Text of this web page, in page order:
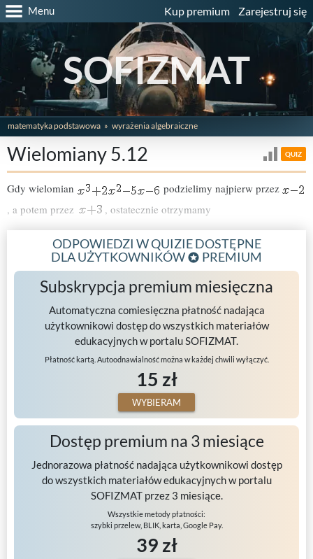
Menu Kup premium Zarejestruj się
SOFIZMAT
matematyka podstawowa wyrażenia algebraiczne
Wielomiany 5.12 QUIZ
Gdy wielomian
podzielimy najpierw przez
, a potem przez
, ostatecznie otrzymamy
ODPOWIEDZI W QUIZIE DOSTĘPNE
DLA UŻYTKOWNIKÓW
PREMIUM
Subskrypcja premium miesięczna
Automatyczna comiesięczna płatność nadająca
użytkownikowi dostęp do wszystkich materiałów
edukacyjnych w portalu SOFIZMAT.
Płatność kartą. Autoodnawialność można w każdej chwili wyłączyć.
15 zł
WYBIERAM
Dostęp premium na 3 miesiące
Jednorazowa płatność nadająca użytkownikowi dostęp
do wszystkich materiałów edukacyjnych w portalu
SOFIZMAT przez 3 miesiące.
Wszystkie metody płatności:
szybki przelew, BLIK, karta, Google Pay.
39 zł